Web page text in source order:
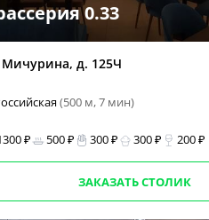
0.33
Мичурина, д. 125Ч
(500 м, 7 мин)
₽ 500 ₽ 300 ₽ 300 ₽ 200 ₽
ЗАКАЗАТЬ СТОЛИК